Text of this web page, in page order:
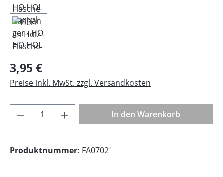
Regulärer Preis:
3,95 €
Preise inkl. MwSt. zzgl. Versandkosten
Produkt Anzahl: Gib den gewünschten
In den Warenkorb
Produktnummer: FA07021